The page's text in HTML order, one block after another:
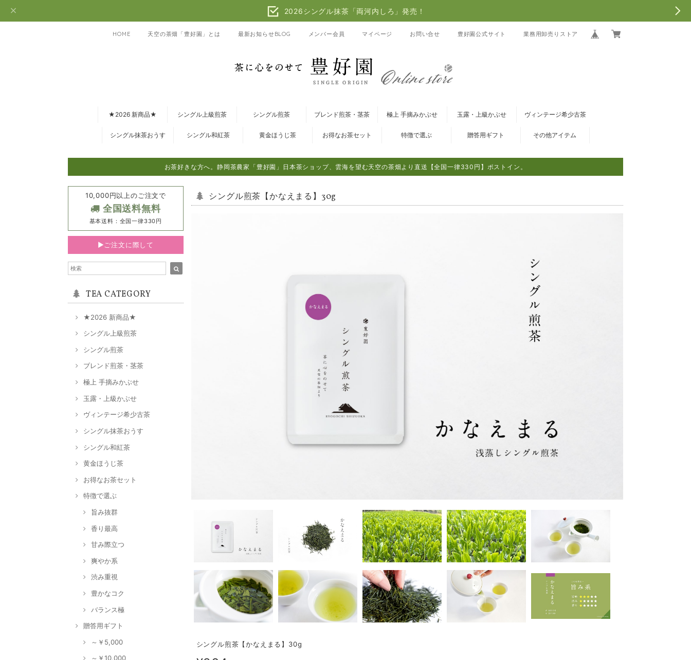
2026シングル抹茶「両河内しろ」発売！
HOME 天空の茶畑「豊好園」とは 最新お知らせBLOG メンバー会員 マイページ お問い合せ 豊好園公式サイト 業務用卸売りストア
★2026 新商品★ シングル上級煎茶 シングル煎茶 ブレンド煎茶・茎茶 極上 手摘みかぶせ 玉露・上級かぶせ ヴィンテージ希少古茶
シングル抹茶おうす シングル和紅茶 黄金ほうじ茶 お得なお茶セット 特徴で選ぶ 贈答用ギフト その他アイテム
お茶好きな方へ。静岡茶農家「豊好園」日本茶ショップ、雲海を望む天空の茶畑より直送【全国一律330円】ポストイン。
10,000円以上のご注文で
全国送料無料
基本送料：全国一律330円
▶ご注文に際して
TEA CATEGORY
★2026 新商品★
シングル上級煎茶
シングル煎茶
ブレンド煎茶・茎茶
極上 手摘みかぶせ
玉露・上級かぶせ
ヴィンテージ希少古茶
シングル抹茶おうす
シングル和紅茶
黄金ほうじ茶
お得なお茶セット
特徴で選ぶ
旨み抜群
香り最高
甘み際立つ
爽やか系
渋み重視
豊かなコク
バランス極
贈答用ギフト
～￥5,000
～￥10,000
シングル煎茶【かなえまる】30g
シングル煎茶【かなえまる】30g